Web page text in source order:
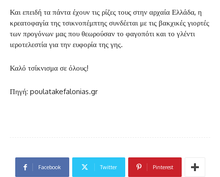
Και επειδή τα πάντα έχουν τις ρίζες τους στην αρχαία Ελλάδα, η
κρεατοφαγία της τσικνοπέμπτης συνδέεται με τις βακχικές γιορτές
των προγόνων μας που θεωρούσαν το φαγοπότι και το γλέντι
ιεροτελεστία για την ευφορία της γης.
Καλό τσίκνισμα σε όλους!
Πηγή: poulatakefalonias.gr
Facebook Twitter Pinterest